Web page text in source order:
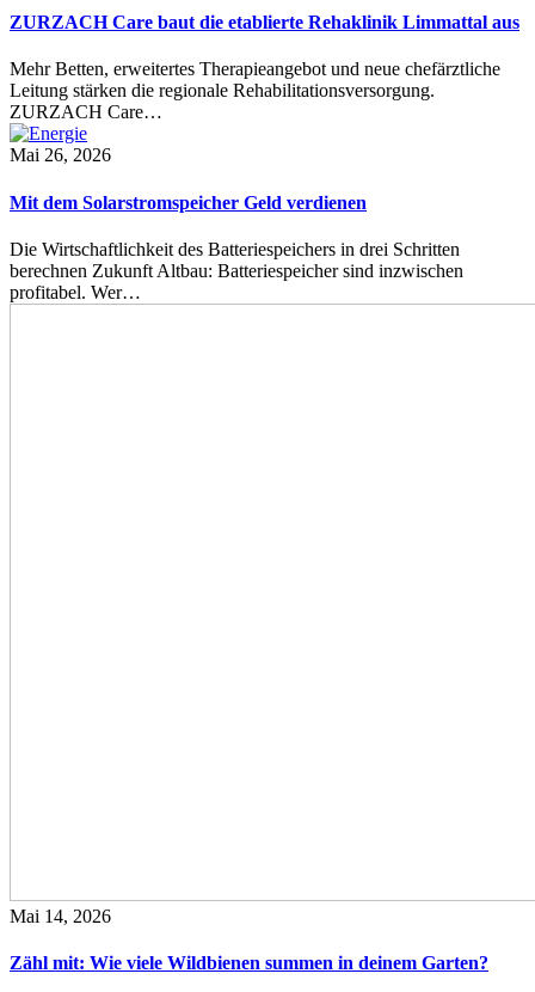
ZURZACH Care baut die etablierte Rehaklinik Limmattal aus
Mehr Betten, erweitertes Therapieangebot und neue chefärztliche
Leitung stärken die regionale Rehabilitationsversorgung.
ZURZACH Care…
Mai 26, 2026
Mit dem Solarstromspeicher Geld verdienen
Die Wirtschaftlichkeit des Batteriespeichers in drei Schritten
berechnen Zukunft Altbau: Batteriespeicher sind inzwischen
profitabel. Wer…
Mai 14, 2026
Zähl mit: Wie viele Wildbienen summen in deinem Garten?